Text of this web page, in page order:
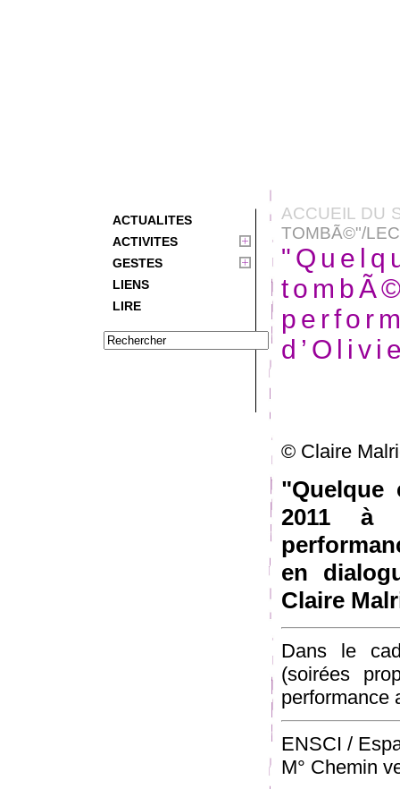
ACTUALITES
ACTIVITES
GESTES
LIENS
LIRE
ACCUEIL DU
TOMBÃ©"/
© Claire
"Quelque
2011 à
en
Claire
Dans le
(soirées
performance
ENSCI /
M° Chemin